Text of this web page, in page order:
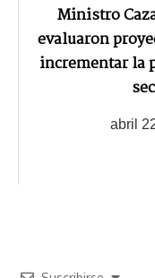
Ministro
evaluaron
incrementar la
abril